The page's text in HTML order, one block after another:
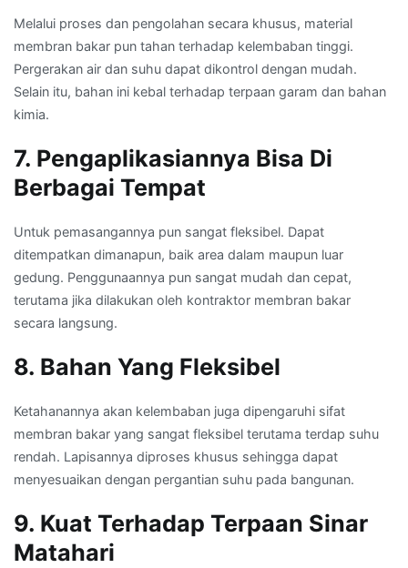
Melalui proses dan pengolahan secara khusus, material
membran bakar pun tahan terhadap kelembaban tinggi.
Pergerakan air dan suhu dapat dikontrol dengan mudah.
Selain itu, bahan ini kebal terhadap terpaan garam dan bahan
kimia.
7. Pengaplikasiannya Bisa Di
Berbagai Tempat
Untuk pemasangannya pun sangat fleksibel. Dapat
ditempatkan dimanapun, baik area dalam maupun luar
gedung. Penggunaannya pun sangat mudah dan cepat,
terutama jika dilakukan oleh kontraktor membran bakar
secara langsung.
8. Bahan Yang Fleksibel
Ketahanannya akan kelembaban juga dipengaruhi sifat
membran bakar yang sangat fleksibel terutama terdap suhu
rendah. Lapisannya diproses khusus sehingga dapat
menyesuaikan dengan pergantian suhu pada bangunan.
9. Kuat Terhadap Terpaan Sinar
Matahari